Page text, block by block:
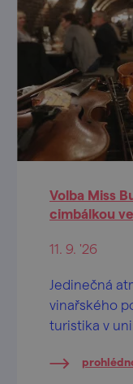
Volba Miss
cimbálkou
11. 9. '26
Jedinečná
vinařského
turistika v